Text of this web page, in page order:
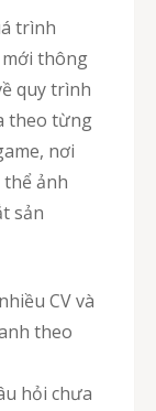
trình
thông
quy trình
theo từng
nơi
ảnh
sản
CV và
theo
hỏi chưa